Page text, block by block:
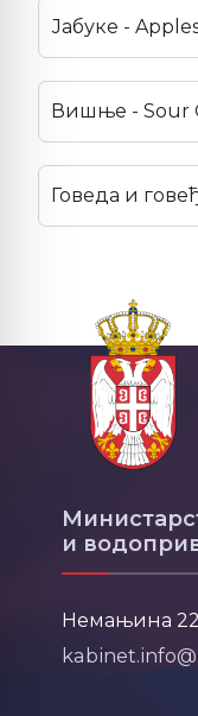
Јабуке -
Вишње - Sour
Говеда и
и
Немањина